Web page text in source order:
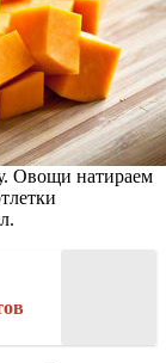
Овощи натираем